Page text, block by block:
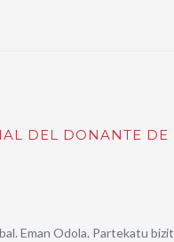
DEL DONANTE DE
Eman Odola. Partekatu